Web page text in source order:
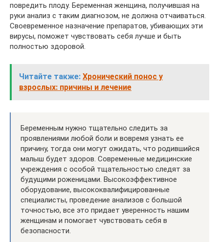
повредить плоду. Беременная женщина, получившая на
руки анализ с таким диагнозом, не должна отчаиваться.
Своевременное назначение препаратов, убивающих эти
вирусы, поможет чувствовать себя лучше и быть
полностью здоровой.
Читайте также: Хронический понос у
взрослых: причины и лечение
Беременным нужно тщательно следить за
проявлениями любой боли и вовремя узнать ее
причину, тогда они могут ожидать, что родившийся
малыш будет здоров. Современные медицинские
учреждения с особой тщательностью следят за
будущими роженицами. Высокоэффективное
оборудование, высококвалифицированные
специалисты, проведение анализов с большой
точностью, все это придает уверенность нашим
женщинам и помогает чувствовать себя в
безопасности.